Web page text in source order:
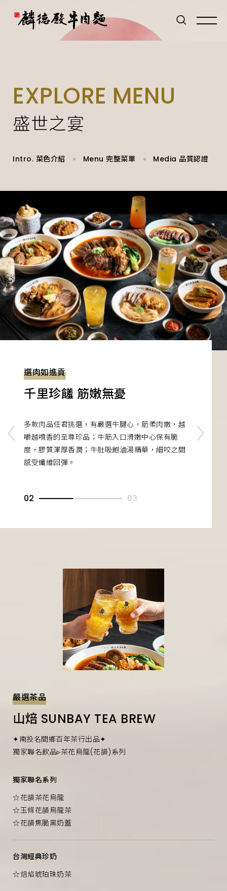
EXPLORE MENU
盛世之宴
Intro. 菜色介紹 Menu 完整菜單 Media 品質認證
煉湯如奉道
文火細熬功夫湯頭
以四品豆瓣與二式醬油暖火炒香，再沖入牛高湯，
豆瓣的微酵與辛香、醬油的甘醇相互交融堆疊。湯
色緋紅，醬香濃郁而不膩，勾勒出餘韻綿長的深厚
風味。
選肉如進貢
千里珍饈 筋嫩無憂
多款肉品任君挑選，有嚴選牛腱心，筋柔肉嫩，越
嚼越噴香的至尊珍品；牛筋入口滑嫩中心保有脆
度，膠質渾厚香潤；牛肚吸飽滷湯精華，細咬之間
感受纖維回彈。
舞麵如禮樂
麵條口感韌而不硬，輕巧承托湯香卻不掩麵味，宛
如悠揚細膩的古琴撥弦。
02 03
嚴選茶品
山焙 SUNBAY TEA BREW
✦南投名間鄉百年茶行出品✦
獨家聯名飲品▹茶花烏龍(花韻)系列
獨家聯名系列
☆花韻茶花烏龍
☆玉條花韻烏龍茶
☆花韻焦脆黑奶蓋
台灣經典珍奶
☆焙焰琥珀珠奶茶